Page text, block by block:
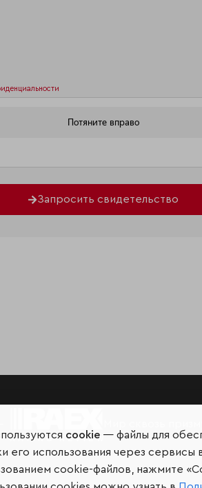
Запросить свидетельство
cookie — файлы для
его использования через сервисы
cookie-файлов, нажмите